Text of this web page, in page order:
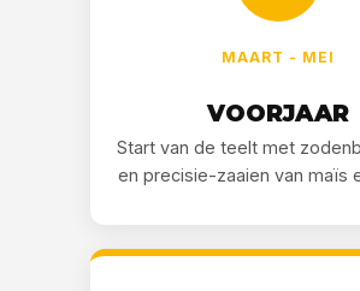
MAART - MEI
VOORJAAR
Start van de teelt met
en precisie-zaaien van maïs